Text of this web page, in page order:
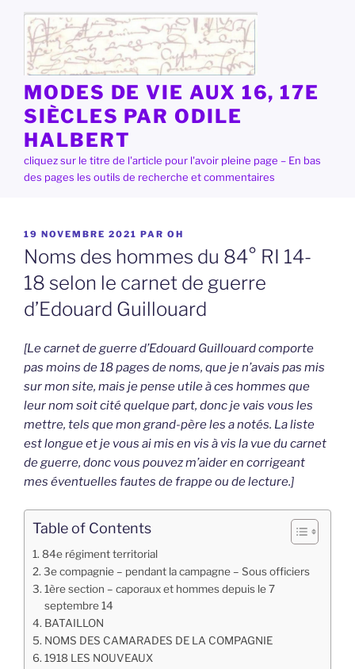
contenu
principal
MODES DE VIE AUX 16, 17E
SIÈCLES PAR ODILE
HALBERT
cliquez sur le titre de l'article pour l'avoir pleine page – En bas
des pages les outils de recherche et commentaires
PUBLIÉ
LE
19 NOVEMBRE 2021 PAR OH
Noms des hommes du 84° RI 14-
18 selon le carnet de guerre
d’Edouard Guillouard
[Le carnet de guerre d’Edouard Guillouard comporte
pas moins de 18 pages de noms, que je n’avais pas mis
sur mon site, mais je pense utile à ces hommes que
leur nom soit cité quelque part, donc je vais vous les
mettre, tels que mon grand-père les a notés. La liste
est longue et je vous ai mis en vis à vis la vue du carnet
de guerre, donc vous pouvez m’aider en corrigeant
mes éventuelles fautes de frappe ou de lecture.]
Table of Contents
84e régiment territorial
3e compagnie – pendant la campagne – Sous officiers
1ère section – caporaux et hommes depuis le 7
septembre 14
BATAILLON
NOMS DES CAMARADES DE LA COMPAGNIE
1918 LES NOUVEAUX